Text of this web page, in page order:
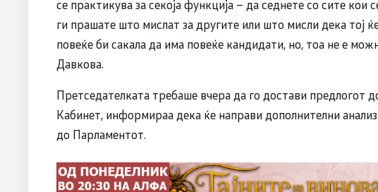
се практикува за секоја функција – да седнете со сите кои
ги прашате што мислат за другите или што мисли дека тој
повеќе би сакала да има повеќе кандидати, но, тоа не е
Давкова.
Претседателката требаше вчера да го достави предлогот
Кабинет, информираа дека ќе направи дополнителни
до Парламентот.